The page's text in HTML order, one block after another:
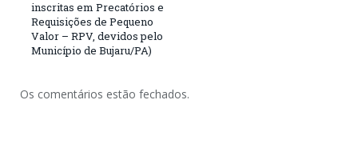
inscritas em Precatórios e
Requisições de Pequeno
Valor – RPV, devidos pelo
Município de Bujaru/PA)
Os comentários estão fechados.